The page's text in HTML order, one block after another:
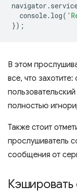
navigator .
console. log(
});
В этом
все, что
полностью
Также стоит
прослушиватель
сообщения от
Кэшировать